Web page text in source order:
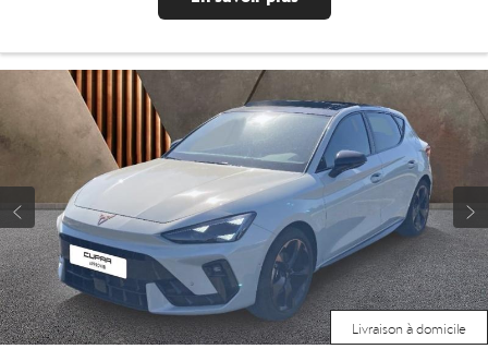
Livraison à domicile